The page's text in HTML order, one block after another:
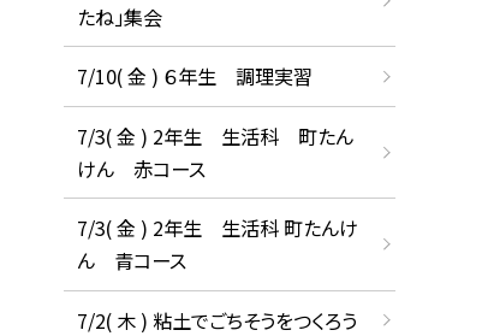
たね」集会
7/10( 金 ) ６年生 調理実習
7/3( 金 ) 2年生 生活科 町たん
けん 赤コース
7/3( 金 ) 2年生 生活科 町たんけ
ん 青コース
7/2( 木 ) 粘土でごちそうをつくろう